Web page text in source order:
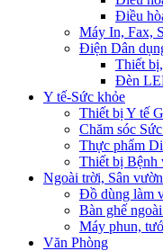
Điều
Máy In, Fax,
Điện Dân
Thiết
Đèn
Y tế-Sức khỏe
Thiết bị Y tế
Chăm sóc
Thực phẩm
Thiết bị Bệnh
Ngoài trời, Sân vườn
Đồ dùng làm
Bàn ghế
Máy phun,
Văn Phòng